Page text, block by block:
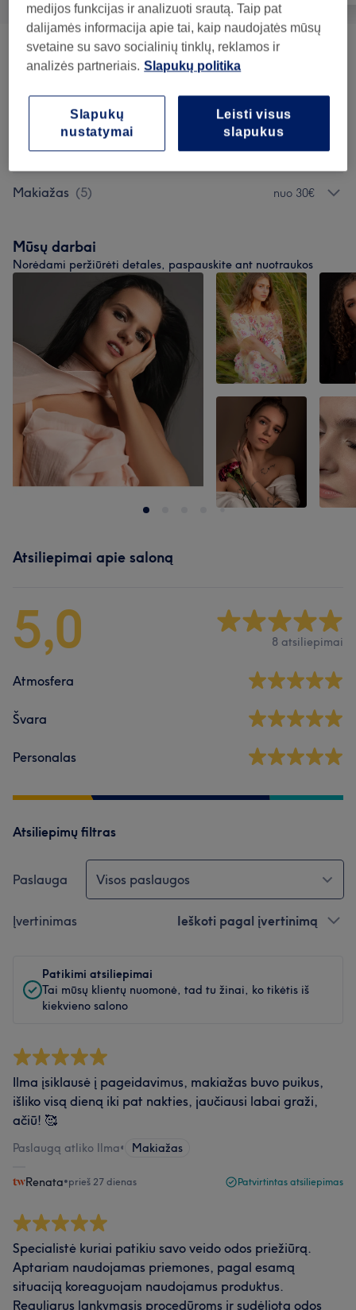
Veido Odos Priežiūros Krepšelio
Sudarymas (2)
Veido Masažas (2) nuo 30€
Veido Procedūros (6) nuo 10€
Makiažas (5) nuo 30€
Mūsų darbai
Norėdami peržiūrėti detales, paspauskite ant nuotraukos
Atsiliepimai apie saloną
5,0 8 atsiliepimai
Atmosfera
Švara
Personalas
Atsiliepimų filtras
Paslauga Visos paslaugos
Įvertinimas Ieškoti pagal įvertinimą
Patikimi atsiliepimai
Tai mūsų klientų nuomonė, tad tu žinai, ko tikėtis iš
kiekvieno salono
Ilma įsiklausė į pageidavimus, makiažas buvo puikus,
išliko visą dieną iki pat nakties, jaučiausi labai graži,
ačiū! 🥰
Paslaugą atliko Ilma• Makiažas
Renata•prieš 27 dienas Patvirtintas atsiliepimas
Specialistė kuriai patikiu savo veido odos priežiūrą.
Aptariam naudojamas priemones, pagal esamą
situaciją koreaguojam naudojamus produktus.
Reguliarus lankymasis procedūroms ir sudėliota odos
medijos funkcijas ir analizuoti srautą. Taip pat
dalijamės informacija apie tai, kaip naudojatės mūsų
svetaine su savo socialinių tinklų, reklamos ir
analizės partneriais. Slapukų politika
Leisti visus
slapukus
Slapukų
nustatymai